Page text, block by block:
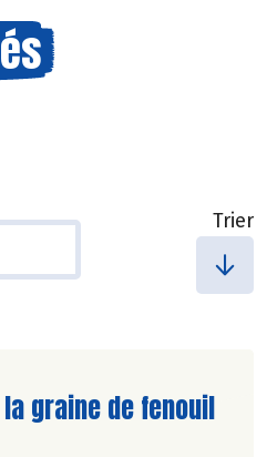
Trier
graine de fenouil